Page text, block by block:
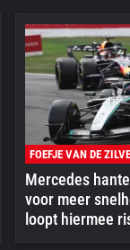
FOEFJE VAN DE
Mercedes
voor meer
loopt hiermee